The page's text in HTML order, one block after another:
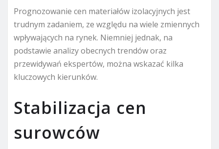
Prognozowanie cen materiałów izolacyjnych jest
trudnym zadaniem, ze względu na wiele zmiennych
wpływających na rynek. Niemniej jednak, na
podstawie analizy obecnych trendów oraz
przewidywań ekspertów, można wskazać kilka
kluczowych kierunków.
Stabilizacja cen
surowców